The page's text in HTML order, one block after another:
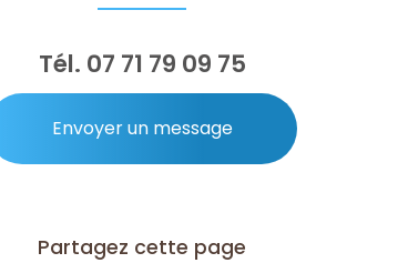
Tél. 07 71 79 09 75
Envoyer un message
Partagez cette page